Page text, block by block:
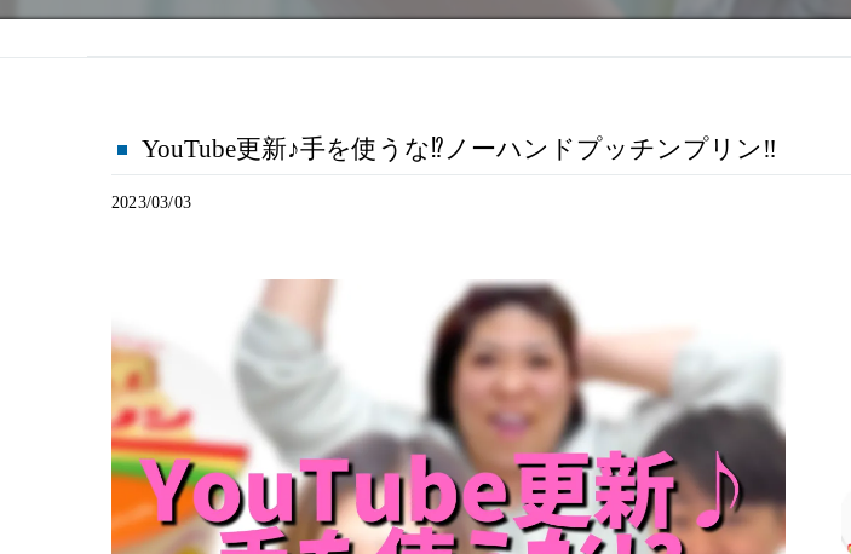
YouTube更新♪手を使うな⁉︎ノーハンドプッチンプリン‼︎
2023/03/03